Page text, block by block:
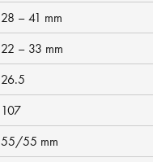
28 – 41 mm
22 – 33 mm
26.5
107
55/55 mm